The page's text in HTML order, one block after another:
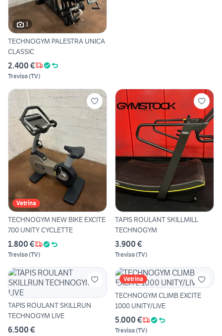
3
TECHNOGYM PALESTRA UNICA
CLASSIC
2.400 €
Treviso(TV)
Vetrina
TECHNOGYM NEW BIKE EXCITE
700 UNITY CYCLETTE
1.800 €
Treviso(TV)
TAPIS ROULANT SKILLMILL
TECHNOGYM
3.900 €
Treviso(TV)
TAPIS ROULANT SKILLRUN
TECHNOGYM LIVE
6.500 €
Vetrina
TECHNOGYM CLIMB EXCITE
1000 UNITY/LIVE
5.000 €
Treviso(TV)